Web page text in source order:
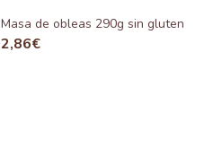
Masa de obleas 290g sin gluten
2,86€